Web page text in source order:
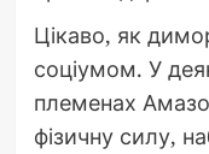
Цікаво, як
соціумом. У
племенах
фізичну силу,